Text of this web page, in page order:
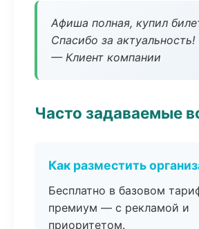
Афиша полная, купил
Спасибо за актуальность!
— Клиент компании
Часто задаваемые
Как разместить
Бесплатно в базовом
премиум — с рекламой и
приоритетом.